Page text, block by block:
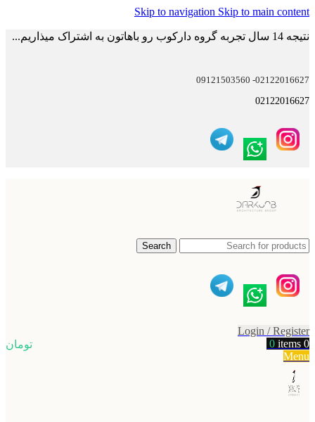
Skip to navigation Skip to main content
نتیجه 14 سال تجربه گروه دارکوب رو باهاتون به اشتراک میذاریم...
02122016627- 09121503560
02122016627
Search
Login / Register
0
items
0
تومان
Menu